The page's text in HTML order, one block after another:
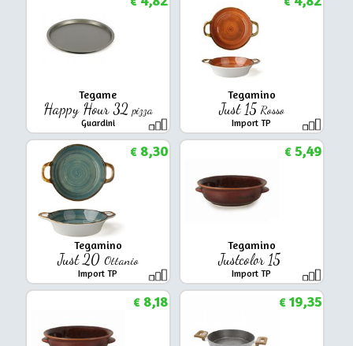
Tegame
Happy Hour 32pizza
Guardini
Tegamino
Just 15 Rosso
Import TP
Tegamino
Just 20 Ottanio
Import TP
€8,30
Tegamino
Justcolor 15
Import TP
€5,49
€8,18 €19,35